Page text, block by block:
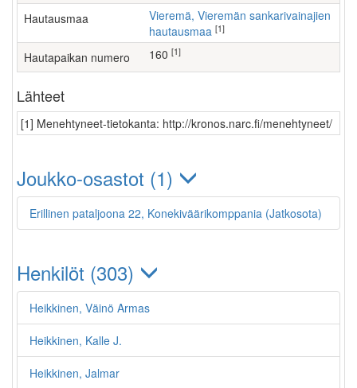
Hautausmaa
Vieremä, Vieremän sankarivainajien
hautausmaa [1]
Hautapaikan numero 160 [1]
Lähteet
[1] Menehtyneet-tietokanta: http://kronos.narc.fi/menehtyneet/
Joukko-osastot (1)
Erillinen pataljoona 22, Konekiväärikomppania (Jatkosota)
Henkilöt (303)
Heikkinen, Väinö Armas
Heikkinen, Kalle J.
Heikkinen, Jalmar